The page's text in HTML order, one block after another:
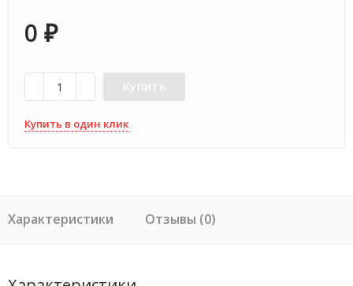
0 ₽
Купить
Купить в один клик
Характеристики Отзывы (0)